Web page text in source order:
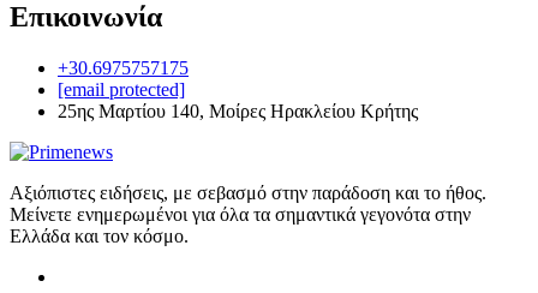
Επικοινωνία
+30.6975757175
[email protected]
25ης Μαρτίου 140, Μοίρες Ηρακλείου Κρήτης
Αξιόπιστες ειδήσεις, με σεβασμό στην παράδοση και το ήθος.
Μείνετε ενημερωμένοι για όλα τα σημαντικά γεγονότα στην
Ελλάδα και τον κόσμο.